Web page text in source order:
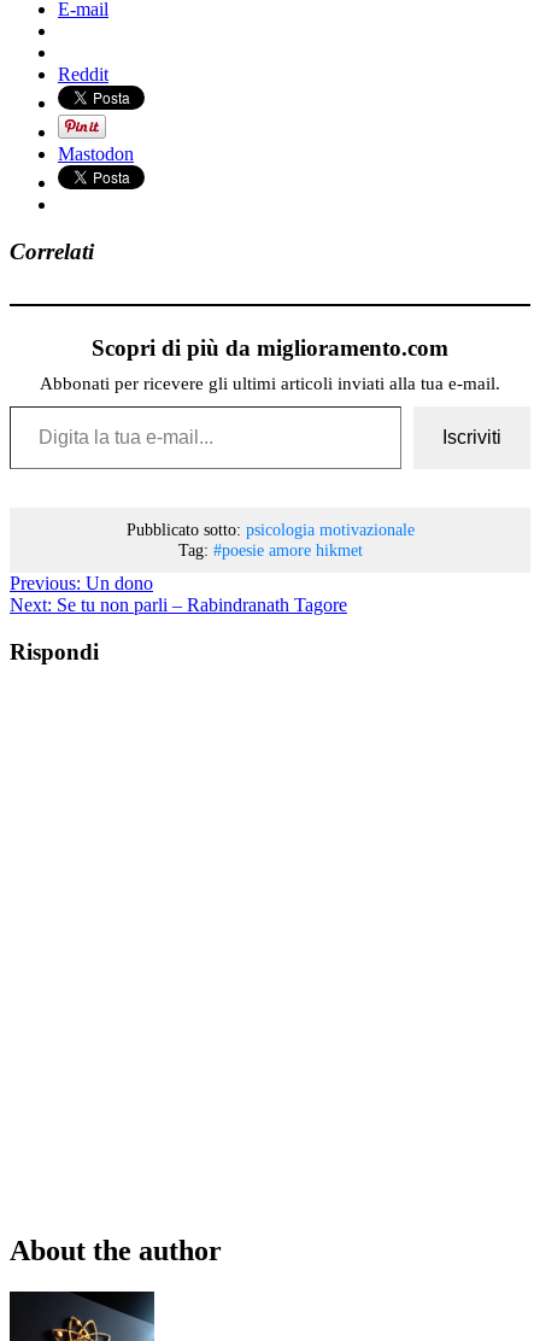
E-mail
Reddit
Mastodon
Correlati
Scopri di più da miglioramento.com
Abbonati per ricevere gli ultimi articoli inviati alla tua e-mail.
Digita la tua e-mail...
Iscriviti
Pubblicato sotto: psicologia motivazionale
Tag: #poesie amore hikmet
Previous: Un dono
Next: Se tu non parli – Rabindranath Tagore
Rispondi
About the author